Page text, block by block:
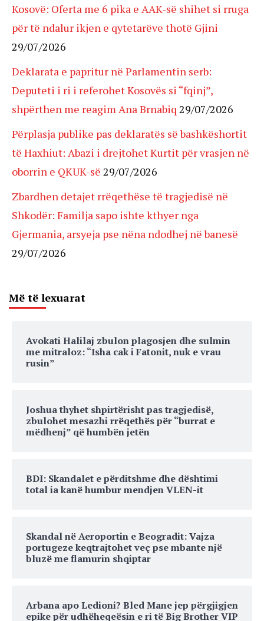
Kosovë: Oferta me 6 pika e AAK-së shihet si rruga
për të ndalur ikjen e qytetarëve thotë Gjini
29/07/2026
Deklarata e papritur në Parlamentin serb:
Deputeti i ri i referohet Kosovës si “fqinj”,
shpërthen me reagim Ana Brnabiq 29/07/2026
Përplasja publike pas deklaratës së bashkëshortit
të Haxhiut: Abazi i drejtohet Kurtit për vrasjen në
oborrin e QKUK-së 29/07/2026
Zbardhen detajet rrëqethëse të tragjedisë në
Shkodër: Familja sapo ishte kthyer nga
Gjermania, arsyeja pse nëna ndodhej në banesë
29/07/2026
Më të lexuarat
Avokati Halilaj zbulon plagosjen dhe sulmin
me mitraloz: “Isha cak i Fatonit, nuk e vrau
rusin”
Joshua thyhet shpirtërisht pas tragjedisë,
zbulohet mesazhi rrëqethës për “burrat e
mëdhenj” që humbën jetën
BDI: Skandalet e përditshme dhe dështimi
total ia kanë humbur mendjen VLEN-it
Skandal në Aeroportin e Beogradit: Vajza
portugeze keqtrajtohet veç pse mbante një
bluzë me flamurin shqiptar
Arbana apo Ledioni? Bled Mane jep përgjigjen
epike për udhëheqeësin e ri të Big Brother VIP